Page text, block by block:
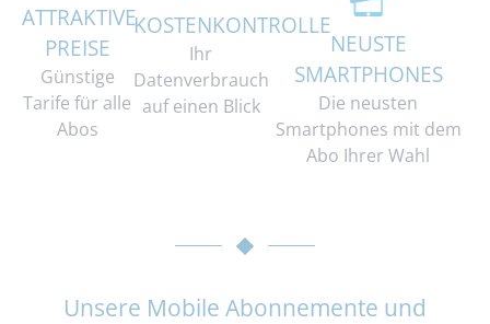
ATTRAKTIVE
PREISE
Günstige
Tarife für alle
Abos
KOSTENKONTROLLE
Ihr
Datenverbrauch
auf einen Blick
NEUSTE
SMARTPHONES
Die neusten
Smartphones mit dem
Abo Ihrer Wahl
Unsere Mobile Abonnemente und